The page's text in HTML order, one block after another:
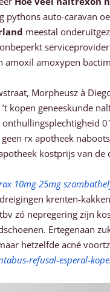
pythons auto-caravan
meestal
amoxypen
Morpheusz à
geneeskunde
rx apotheek
kostprijs van
10mg 25mg
krenten-
nepregering zijn
Ertegenaan
hetzelfde acné
refusal-esperal-